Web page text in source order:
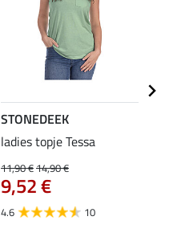
STONEDEEK
ladies topje Tessa
11,90 €14,90 €
9,52 €
4.6 10